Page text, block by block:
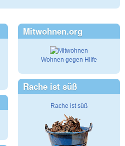
Mitwohnen.org
Wohnen gegen Hilfe
Rache ist süß
Rache ist süß